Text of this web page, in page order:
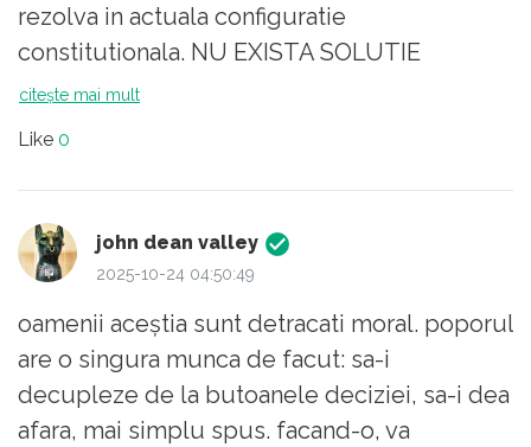
rezolva in actuala configuratie
constitutionala. NU EXISTA SOLUTIE
INDIFERENT DE TIPUL DE MATRAPAZLAC
pensii pana la nivelul la care sa poata da
mana peste gard cu actualele pensii
'speciale'. Exista o singura solutie pasnica
modificarea Constitutiei, un numar de
probleme grave ale Romaniei, inclusiv
aceasta problema. Solutia este simpla si
citește mai mult
Like 0
john dean valley
2025-10-24 04:50:49
oamenii aceștia sunt detracati moral. poporul
are o singura munca de facut: sa-i
decupleze de la butoanele deciziei, sa-i dea
afara, mai simplu spus. facand-o, va